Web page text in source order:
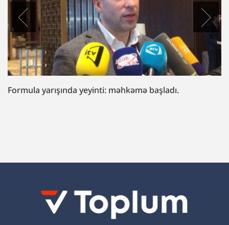
“Fazil Mustafaya sui-qəsd işi”ndə müttəhim: